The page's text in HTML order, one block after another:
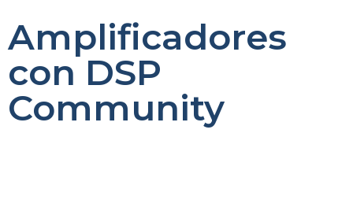
Amplificadores
con DSP
Community